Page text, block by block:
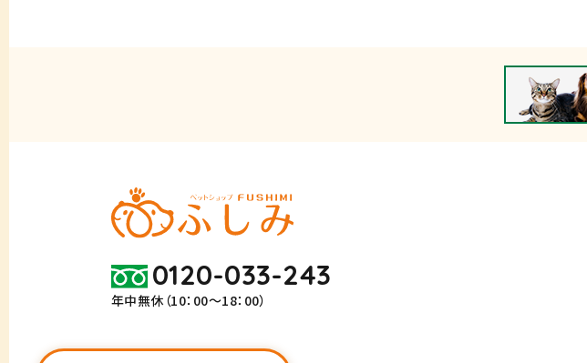
0120-033-243
年中無休（10：00～18：00）